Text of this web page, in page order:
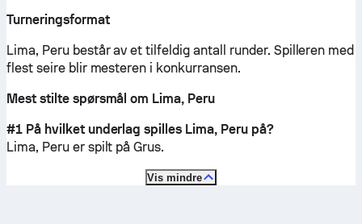
Turneringsformat
Lima, Peru består av et tilfeldig antall runder. Spilleren med
flest seire blir mesteren i konkurransen.
Mest stilte spørsmål om Lima, Peru
#1 På hvilket underlag spilles Lima, Peru på?
Lima, Peru er spilt påGrus.
Vis mindre